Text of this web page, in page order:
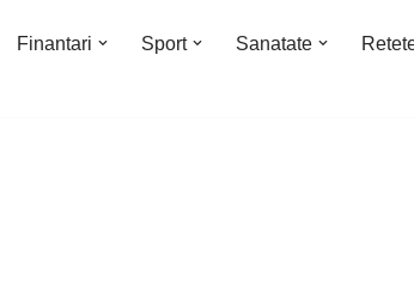
Finantari Sport Sanatate